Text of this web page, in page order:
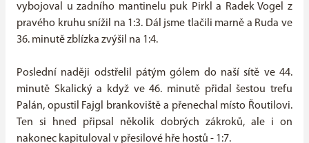
vybojoval u zadního mantinelu puk Pirkl a Radek Vogel z
pravého kruhu snížil na 1:3. Dál jsme tlačili marně a Ruda ve
36. minutě zblízka zvýšil na 1:4.
Poslední naději odstřelil pátým gólem do naší sítě ve 44.
minutě Skalický a když ve 46. minutě přidal šestou trefu
Palán, opustil Fajgl brankoviště a přenechal místo Řoutilovi.
Ten si hned připsal několik dobrých zákroků, ale i on
nakonec kapituloval v přesilové hře hostů - 1:7.